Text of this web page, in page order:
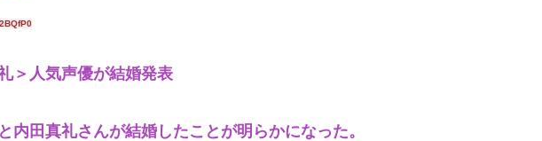
＞人気声優が結婚発表
内田真礼さんが結婚したことが明らかになった。